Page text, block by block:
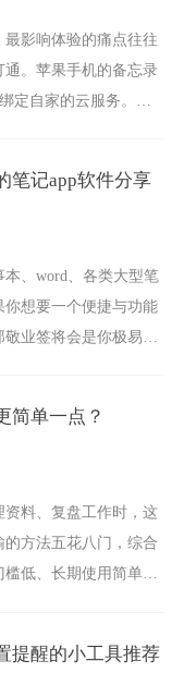
影响体验的痛点往往
。苹果手机的备忘录
定自家的云服务。而
笔记app软件分享
、word、各类大型笔
想要一个便捷与功能
业签将会是你极易上
简单一点？
料、复盘工作时，这
方法五花八门，综合
低、长期使用简单的
提醒的小工具推荐